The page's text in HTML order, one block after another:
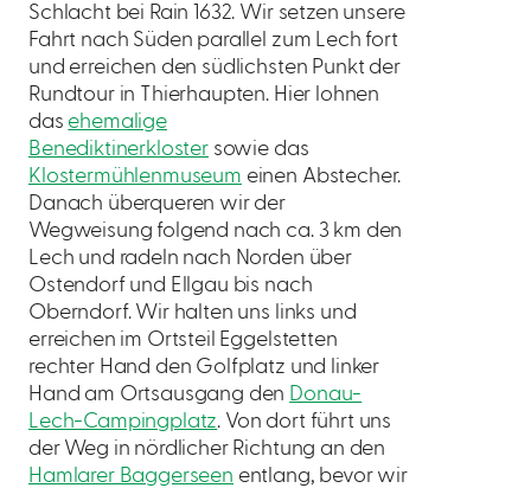
Schlacht bei Rain 1632. Wir setzen unsere
Fahrt nach Süden parallel zum Lech fort
und erreichen den südlichsten Punkt der
Rundtour in Thierhaupten. Hier lohnen
das ehemalige
Benediktinerklostersowie das
Klostermühlenmuseum einen Abstecher.
Danach überqueren wir der
Wegweisung folgend nach ca. 3 km den
Lech und radeln nach Norden über
Ostendorf und Ellgau bis nach
Oberndorf. Wir halten uns links und
erreichen im Ortsteil Eggelstetten
rechter Hand den Golfplatz und linker
Hand am Ortsausgang den
Donau-
Lech-Campingplatz. Von dort führt uns
der Weg in nördlicher Richtung an den
Hamlarer Baggerseen entlang, bevor wir